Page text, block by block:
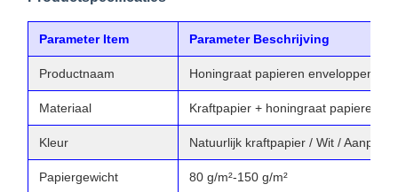
Parameter Item Parameter Beschrijving
Productnaam Honingraat papieren enveloppen
Materiaal Kraftpapier + honingraat papieren
Kleur Natuurlijk kraftpapier / Wit /
Papiergewicht 80 g/m²-150 g/m²